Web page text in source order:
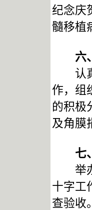
纪念庆
髓移植
六、
认真
作，组
的积极
及角膜
七、
举办
十字工
查验收